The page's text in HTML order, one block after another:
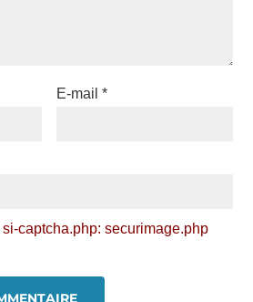
E-mail*
captcha.php: securimage.php